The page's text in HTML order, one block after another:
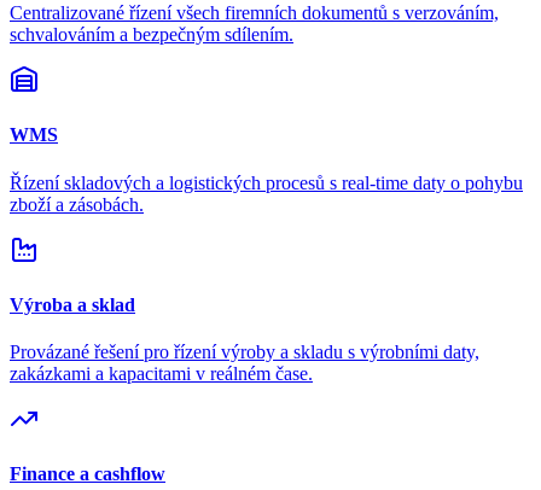
Centralizované řízení všech firemních dokumentů s verzováním,
schvalováním a bezpečným sdílením.
WMS
Řízení skladových a logistických procesů s real-time daty o pohybu
zboží a zásobách.
Výroba a sklad
Provázané řešení pro řízení výroby a skladu s výrobními daty,
zakázkami a kapacitami v reálném čase.
Finance a cashflow